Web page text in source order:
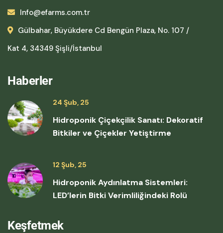
Info@efarms.com.tr
Gülbahar, Büyükdere Cd Bengün Plaza, No. 107 /
Kat 4, 34349 Şişli/İstanbul
Haberler
24 Şub, 25
Hidroponik Çiçekçilik Sanatı: Dekoratif
Bitkiler ve Çiçekler Yetiştirme
12 Şub, 25
Hidroponik Aydınlatma Sistemleri:
LED’lerin Bitki Verimliliğindeki Rolü
Keşfetmek